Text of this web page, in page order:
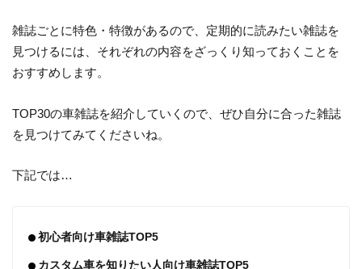
雑誌ごとに特色・特徴があるので、定期的に読みたい雑誌を
見つけるには、それぞれの内容をざっくり知っておくことを
おすすめします。
TOP30の車雑誌を紹介していくので、ぜひ自分に合った雑誌
を見つけてみてくださいね。
下記では…
初心者向け車雑誌TOP5
カスタム車を知りたい人向け車雑誌TOP5